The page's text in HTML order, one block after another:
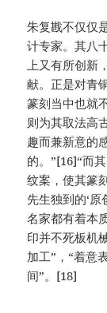
朱复戡不仅仅
计专家。其八
上又有所创新
献。正是对青
篆刻当中也就
则为其取法高
趣而兼新意的
的。”[16]“而
纹案，使其篆
先生独到的‘
名家都有着本
印并不死板机
加工”，“着意
间”。[18]